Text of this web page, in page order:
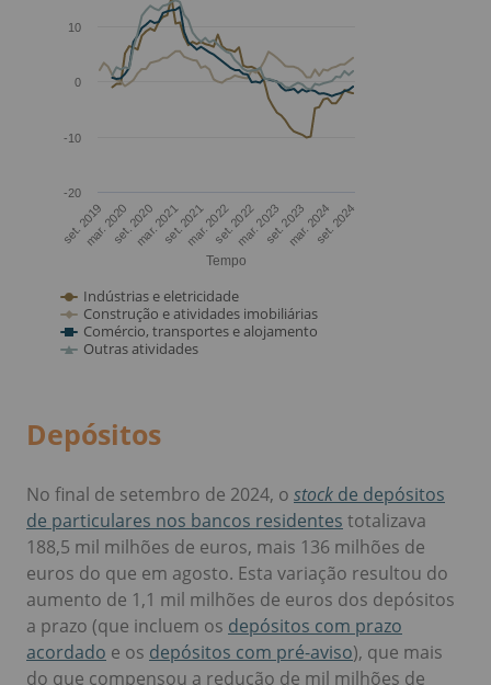
Depósitos
No final de setembro de 2024, o stock de depósitos
de particulares nos bancos residentes totalizava
188,5 mil milhões de euros, mais 136 milhões de
euros do que em agosto. Esta variação resultou do
aumento de 1,1 mil milhões de euros dos depósitos
a prazo (que incluem os depósitos com prazo
acordado e os depósitos com pré-aviso), que mais
do que compensou a redução de mil milhões de